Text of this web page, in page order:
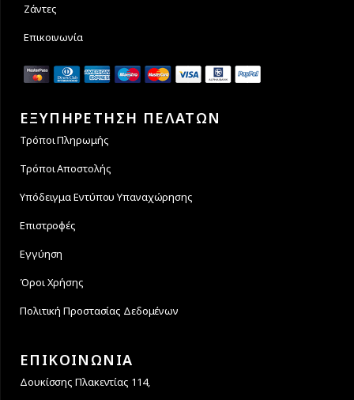
Ζάντες
Επικοινωνία
ΕΞΥΠΗΡΕΤΗΣΗ ΠΕΛΑΤΩΝ
Τρόποι Πληρωμής
Τρόποι Αποστολής
Υπόδειγμα Εντύπου Υπαναχώρησης
Επιστροφές
Εγγύηση
Όροι Χρήσης
Πολιτική Προστασίας Δεδομένων
ΕΠΙΚΟΙΝΩΝΙΑ
Δουκίσσης Πλακεντίας 114,